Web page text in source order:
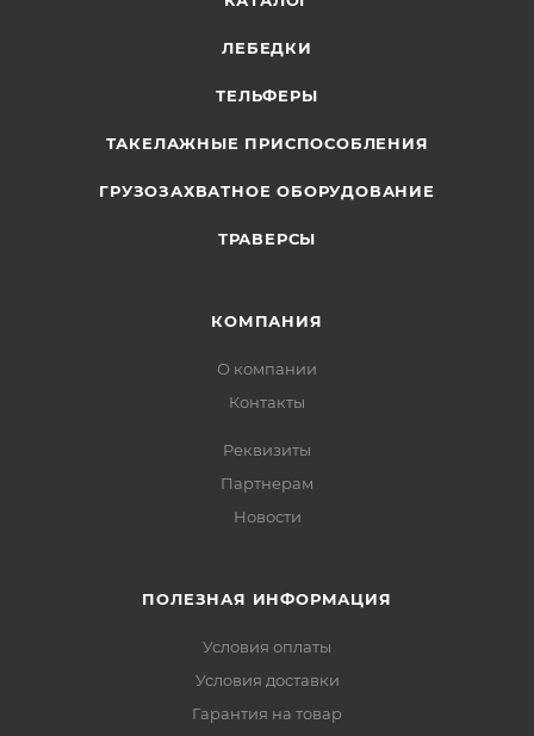
ЛЕБЕДКИ
ТЕЛЬФЕРЫ
ТАКЕЛАЖНЫЕ ПРИСПОСОБЛЕНИЯ
ГРУЗОЗАХВАТНОЕ ОБОРУДОВАНИЕ
ТРАВЕРСЫ
КОМПАНИЯ
О компании
Контакты
Реквизиты
Партнерам
Новости
ПОЛЕЗНАЯ ИНФОРМАЦИЯ
Условия оплаты
Условия доставки
Гарантия на товар